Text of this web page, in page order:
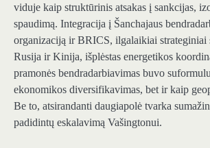
viduje kaip struktūrinis atsakas į sankcijas,
spaudimą. Integracija į Šanchajaus
organizaciją ir BRICS, ilgalaikiai strateginiai
Rusija ir Kinija, išplėstas energetikos
pramonės bendradarbiavimas buvo
ekonomikos diversifikavimas, bet ir kaip
Be to, atsirandanti daugiapolė tvarka
padidintų eskalavimą Vašingtonui.